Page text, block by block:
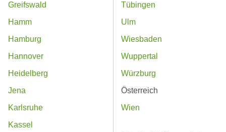
Greifswald
Hamm
Hamburg
Hannover
Heidelberg
Jena
Karlsruhe
Kassel
Tübingen
Ulm
Wiesbaden
Wuppertal
Würzburg
Österreich
Wien